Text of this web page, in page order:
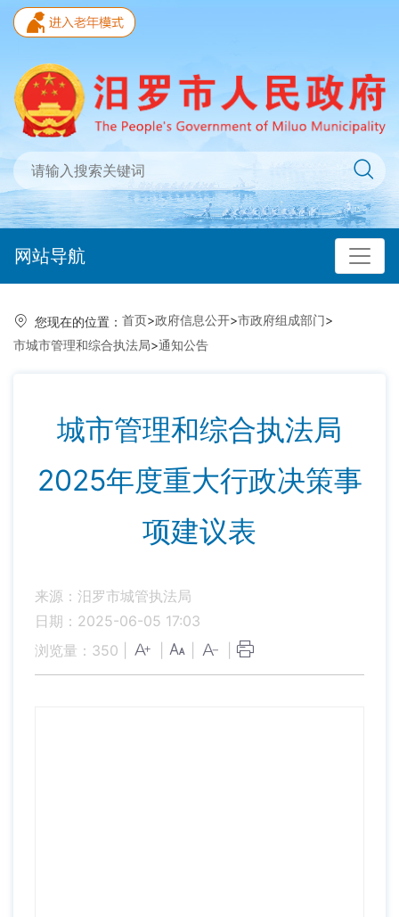
网站导航
您现在的位置： 首页>政府信息公开>市政府组成部门>
市城市管理和综合执法局>通知公告
城市管理和综合执法局
2025年度重大行政决策事
项建议表
来源：汨罗市城管执法局
日期：2025-06-05 17:03
浏览量： 350